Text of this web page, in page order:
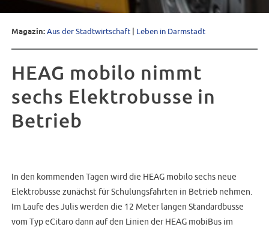
Magazin:Aus der Stadtwirtschaft Leben in Darmstadt
HEAG mobilo nimmt
sechs Elektrobusse in
Betrieb
In den kommenden Tagen wird die HEAG mobilo sechs neue
Elektrobusse zunächst für Schulungsfahrten in Betrieb nehmen.
Im Laufe des Julis werden die 12 Meter langen Standardbusse
vom Typ eCitaro dann auf den Linien der HEAG mobiBus im